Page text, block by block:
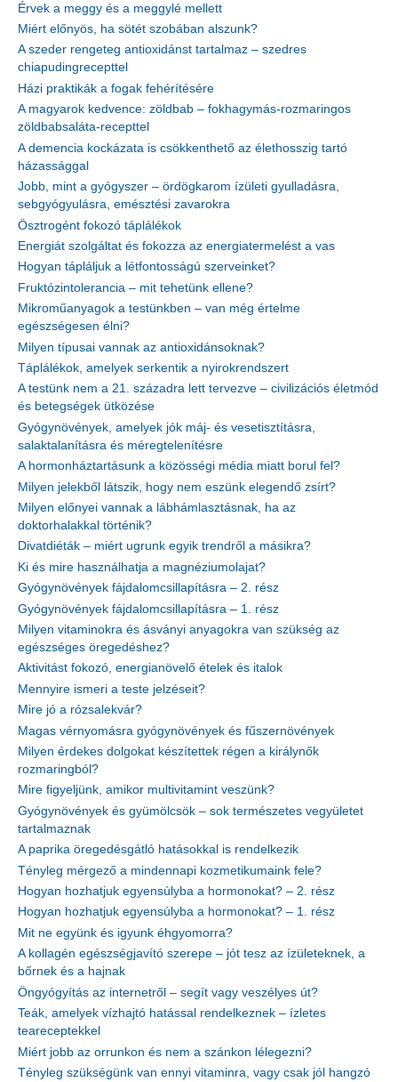
Érvek a meggy és a meggylé mellett
Miért előnyös, ha sötét szobában alszunk?
A szeder rengeteg antioxidánst tartalmaz – szedres
chiapudingrecepttel
Házi praktikák a fogak fehérítésére
A magyarok kedvence: zöldbab – fokhagymás-rozmaringos
zöldbabsaláta-recepttel
A demencia kockázata is csökkenthető az élethosszig tartó
házassággal
Jobb, mint a gyógyszer – ördögkarom ízületi gyulladásra,
sebgyógyulásra, emésztési zavarokra
Ösztrogént fokozó táplálékok
Energiát szolgáltat és fokozza az energiatermelést a vas
Hogyan tápláljuk a létfontosságú szerveinket?
Fruktózintolerancia – mit tehetünk ellene?
Mikroműanyagok a testünkben – van még értelme
egészségesen élni?
Milyen típusai vannak az antioxidánsoknak?
Táplálékok, amelyek serkentik a nyirokrendszert
A testünk nem a 21. századra lett tervezve – civilizációs életmód
és betegségek ütközése
Gyógynövények, amelyek jók máj- és vesetisztításra,
salaktalanításra és méregtelenítésre
A hormonháztartásunk a közösségi média miatt borul fel?
Milyen jelekből látszik, hogy nem eszünk elegendő zsírt?
Milyen előnyei vannak a lábhámlasztásnak, ha az
doktorhalakkal történik?
Divatdiéták – miért ugrunk egyik trendről a másikra?
Ki és mire használhatja a magnéziumolajat?
Gyógynövények fájdalomcsillapításra – 2. rész
Gyógynövények fájdalomcsillapításra – 1. rész
Milyen vitaminokra és ásványi anyagokra van szükség az
egészséges öregedéshez?
Aktivitást fokozó, energianövelő ételek és italok
Mennyire ismeri a teste jelzéseit?
Mire jó a rózsalekvár?
Magas vérnyomásra gyógynövények és fűszernövények
Milyen érdekes dolgokat készítettek régen a királynők
rozmaringból?
Mire figyeljünk, amikor multivitamint veszünk?
Gyógynövények és gyümölcsök – sok természetes vegyületet
tartalmaznak
A paprika öregedésgátló hatásokkal is rendelkezik
Tényleg mérgező a mindennapi kozmetikumaink fele?
Hogyan hozhatjuk egyensúlyba a hormonokat? – 2. rész
Hogyan hozhatjuk egyensúlyba a hormonokat? – 1. rész
Mit ne együnk és igyunk éhgyomorra?
A kollagén egészségjavító szerepe – jót tesz az ízületeknek, a
bőrnek és a hajnak
Öngyógyítás az internetről – segít vagy veszélyes út?
Teák, amelyek vízhajtó hatással rendelkeznek – ízletes
teareceptekkel
Miért jobb az orrunkon és nem a szánkon lélegezni?
Tényleg szükségünk van ennyi vitaminra, vagy csak jól hangzó